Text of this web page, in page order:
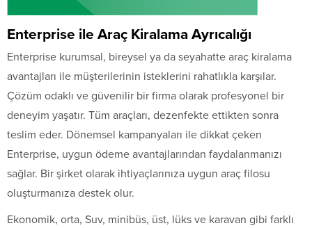
Enterprise ile Araç Kiralama Ayrıcalığı
Enterprise kurumsal, bireysel ya da seyahatte araç kiralama
avantajları ile müşterilerinin isteklerini rahatlıkla karşılar.
Çözüm odaklı ve güvenilir bir firma olarak profesyonel bir
deneyim yaşatır. Tüm araçları, dezenfekte ettikten sonra
teslim eder. Dönemsel kampanyaları ile dikkat çeken
Enterprise, uygun ödeme avantajlarından faydalanmanızı
sağlar. Bir şirket olarak ihtiyaçlarınıza uygun araç filosu
oluşturmanıza destek olur.
Ekonomik, orta, Suv, minibüs, üst, lüks ve karavan gibi farklı